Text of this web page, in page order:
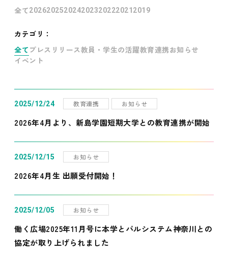
全て202620252024202320222021 2019
カテゴリ：
全て プレスリリース教員・学生の活躍教育連携お知らせ
イベント
2025/12/24 教育連携 お知らせ
2026年4月より、新島学園短期大学との教育連携が開始
2025/12/15 お知らせ
2026年4月生 出願受付開始！
2025/12/05 お知らせ
働く広場2025年11月号に本学とパルシステム神奈川との
協定が取り上げられました